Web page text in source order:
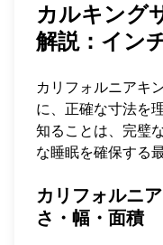
カルキング
解説：イン
カリフォルニアキ
に、正確な寸法を
知ることは、完璧
な睡眠を確保する
カリフォルニ
さ・幅・面積